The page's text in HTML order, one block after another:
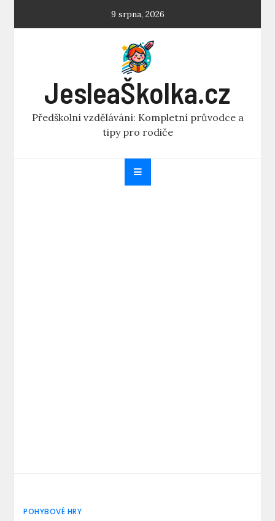
9 srpna, 2026
JesleaŠkolka.cz
Předškolní vzdělávání: Kompletní průvodce a
tipy pro rodiče
POHYBOVÉ HRY